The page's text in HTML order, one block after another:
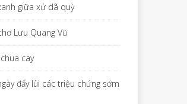
giữa xứ dã quỳ
Lưu Quang Vũ
cay
đẩy lùi các triệu chứng sớm